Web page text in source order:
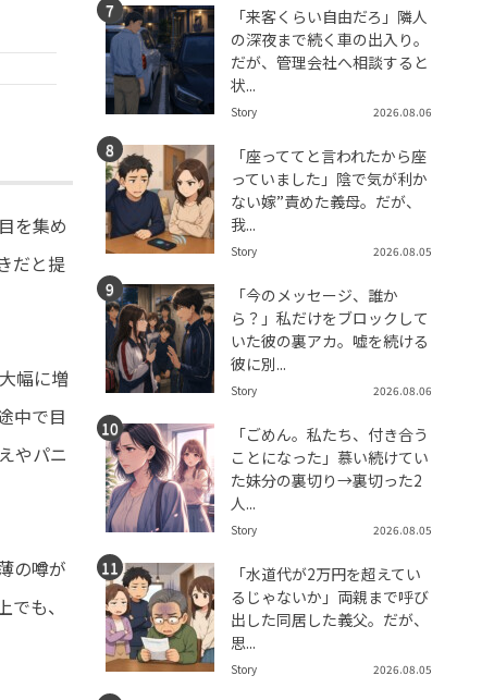
を集め
だと提
幅に増
中で目
やパニ
の噂が
も、
「来客くらい自由だろ」隣人
の深夜まで続く車の出入り。
だが、管理会社へ相談すると
状...
Story 2026.08.06
「座っててと言われたから座
っていました」陰で気が利か
ない嫁”責めた義母。だが、
我...
Story 2026.08.05
「今のメッセージ、誰か
ら？」私だけをブロックして
いた彼の裏アカ。嘘を続ける
彼に別...
Story 2026.08.06
「ごめん。私たち、付き合う
ことになった」慕い続けてい
た妹分の裏切り→裏切った2
人...
Story 2026.08.05
「水道代が2万円を超えてい
るじゃないか」両親まで呼び
出した同居した義父。だが、
思...
Story 2026.08.05